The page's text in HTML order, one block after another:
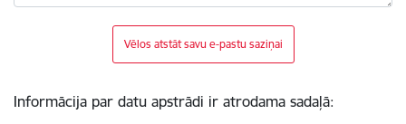
Vēlos atstāt savu e-pastu saziņai
Informācija par datu apstrādi ir atrodama sadaļā: